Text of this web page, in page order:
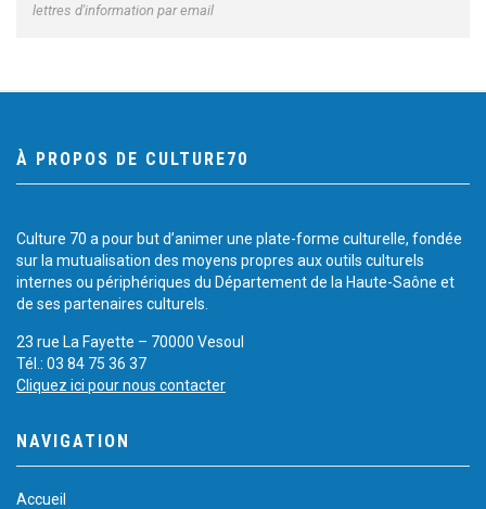
lettres d'information par email
À PROPOS DE CULTURE70
Culture 70 a pour but d’animer une plate-forme culturelle, fondée
sur la mutualisation des moyens propres aux outils culturels
internes ou périphériques du Département de la Haute-Saône et
de ses partenaires culturels.
23 rue La Fayette – 70000 Vesoul
Tél.: 03 84 75 36 37
Cliquez ici pour nous contacter
NAVIGATION
Accueil